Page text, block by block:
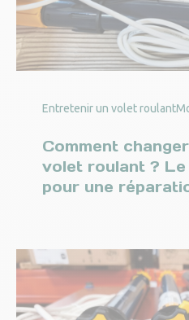
Entretenir un volet roulant
Comment
volet roulant ? Le
pour une